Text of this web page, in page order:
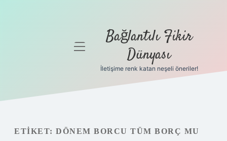
Gizlilik
Yasal Uyarı
menüyü
Bağlantılı Fikir
Dünyası
İletişime renk katan neşeli öneriler!
ETIKET: DÖNEM BORCU TÜM BORÇ MU